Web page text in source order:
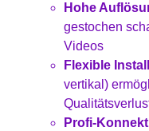
Hohe
gestochen
Videos
Flexible
vertikal)
Profi-